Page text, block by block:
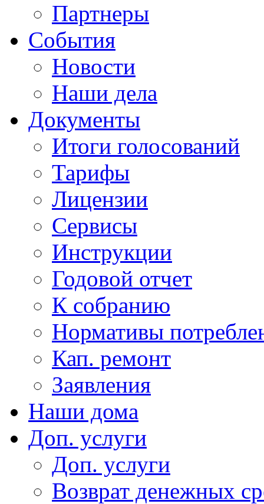
Партнеры
События
Новости
Наши дела
Документы
Итоги голосований
Тарифы
Лицензии
Сервисы
Инструкции
Годовой отчет
К собранию
Нормативы
Кап. ремонт
Заявления
Наши дома
Доп. услуги
Доп. услуги
Возврат денежных